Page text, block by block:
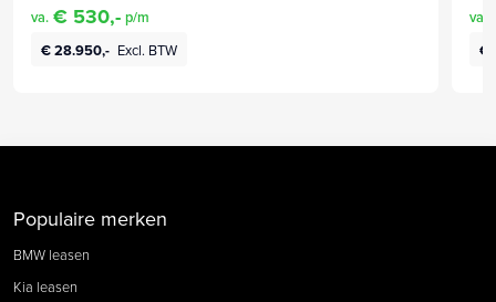
va. € 530,- p/m
€ 28.950,- Excl. BTW
va.
€
Populaire merken
BMW leasen
Kia leasen